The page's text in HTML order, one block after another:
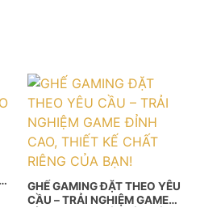
GHẾ GAMING ĐẶT THEO YÊU
CẦU – TRẢI NGHIỆM GAME